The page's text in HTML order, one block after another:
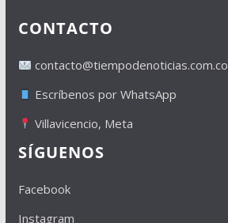
CONTACTO
contacto@tiempodenoticias.com.co
Escríbenos por WhatsApp
Villavicencio, Meta
SÍGUENOS
Facebook
Instagram